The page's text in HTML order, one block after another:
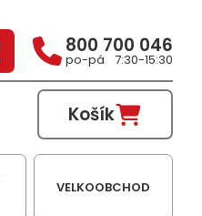
800 700 046
po-pá 7:30-15:30
Košík
VELKOOBCHOD